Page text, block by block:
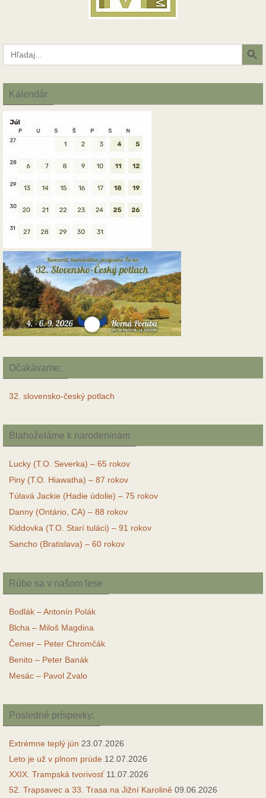
Search
for:
Search Button
Kalendár
Očakávame:
32. slovensko-český potlach
Blahoželáme k narodeninám
Lucky (T.O. Severka) – 65 rokov
Piny (T.O. Hiawatha) – 87 rokov
Túlavá Jackie (Hadie údolie) – 75 rokov
Danny (Ontário, CA) – 88 rokov
Kiddovka (T.O. Starí tuláci) – 91 rokov
Sancho (Bratislava) – 60 rokov
Rúbe sa v našom lese
Bodlák – Antonín Polák
Blcha – Miloš Magdina
Čemer – Peter Chromčák
Benito – Peter Banák
Mesác – Pavol Zvalo
Posledné príspevky:
Extrémne teplý jún 23.07.2026
Leto je už v plnom prúde 12.07.2026
XXIX. Trampská tvorivosť 11.07.2026
52. Trapsavec a 33. Trasa na Jižní Karolině 09.06.2026